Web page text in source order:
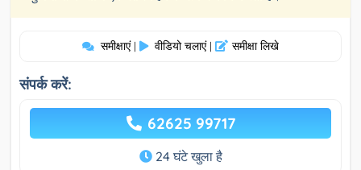
समीक्षाएं | वीडियो चलाएं | समीक्षा लिखे
संपर्क करें:
62625 99717
24 घंटे खुला है